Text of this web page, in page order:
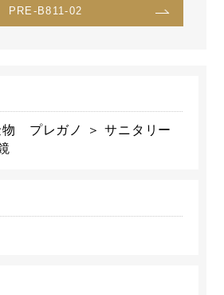
PRE-B811-02
物 プレガノ ＞ サニタリー